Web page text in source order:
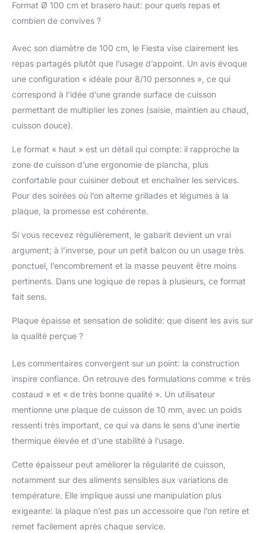
assure stabilité et
de maintenir le brasero
en bon état pour de
nombreuses années.
Format Ø 100 cm et brasero haut: pour quels repas et
combien de convives ?
Avec son diamètre de 100 cm, le Fiesta vise clairement les
repas partagés plutôt que l’usage d’appoint. Un avis évoque
une configuration « idéale pour 8/10 personnes », ce qui
correspond à l’idée d’une grande surface de cuisson
permettant de multiplier les zones (saisie, maintien au chaud,
cuisson douce).
Le format « haut » est un détail qui compte: il rapproche la
zone de cuisson d’une ergonomie de plancha, plus
confortable pour cuisiner debout et enchaîner les services.
Pour des soirées où l’on alterne grillades et légumes à la
plaque, la promesse est cohérente.
Si vous recevez régulièrement, le gabarit devient un vrai
argument; à l’inverse, pour un petit balcon ou un usage très
ponctuel, l’encombrement et la masse peuvent être moins
pertinents. Dans une logique de repas à plusieurs, ce format
fait sens.
Plaque épaisse et sensation de solidité: que disent les avis sur
la qualité perçue ?
Les commentaires convergent sur un point: la construction
inspire confiance. On retrouve des formulations comme « très
costaud » et « de très bonne qualité ». Un utilisateur
mentionne une plaque de cuisson de 10 mm, avec un poids
ressenti très important, ce qui va dans le sens d’une inertie
thermique élevée et d’une stabilité à l’usage.
Cette épaisseur peut améliorer la régularité de cuisson,
notamment sur des aliments sensibles aux variations de
température. Elle implique aussi une manipulation plus
exigeante: la plaque n’est pas un accessoire que l’on retire et
remet facilement après chaque service.